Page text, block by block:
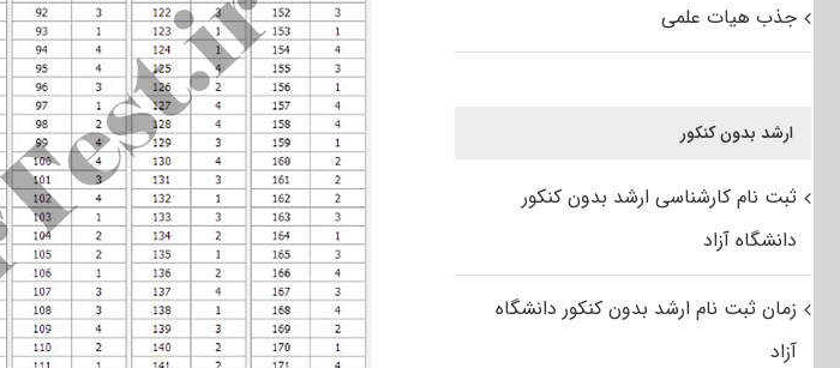
جذب هیات علمی
ارشد بدون کنکور
ثبت نام کارشناسی ارشد بدون کنکور
دانشگاه آزاد
زمان ثبت نام ارشد بدون کنکور دانشگاه
آزاد